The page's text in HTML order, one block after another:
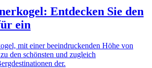
Entdecken Sie den
ein
mit einer beeindruckenden Höhe von
den schönsten und zugleich
der.